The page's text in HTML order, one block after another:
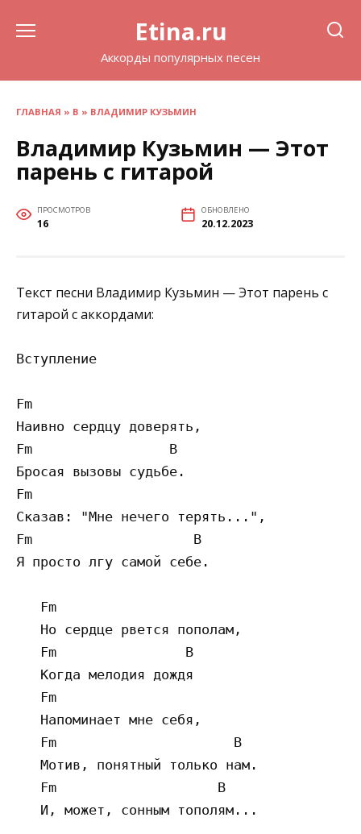
Etina.ru
Аккорды популярных песен
ГЛАВНАЯ » В » ВЛАДИМИР КУЗЬМИН
Владимир Кузьмин — Этот
парень с гитарой
ПРОСМОТРОВ
16
ОБНОВЛЕНО
20.12.2023
Текст песни Владимир Кузьмин — Этот парень с
гитарой с аккордами:
Вступление
Fm
Наивно сердцу доверять,
Fm                 B
Бросая вызовы судьбе.
Fm
Сказав: "Мне нечего терять...",
Fm                    B
Я просто лгу самой себе.
   Fm
   Но сердце рвется пополам,
   Fm                B
   Когда мелодия дождя
   Fm
   Напоминает мне себя,
   Fm                      B
   Мотив, понятный только нам.
   Fm                    B
   И, может, сонным тополям...